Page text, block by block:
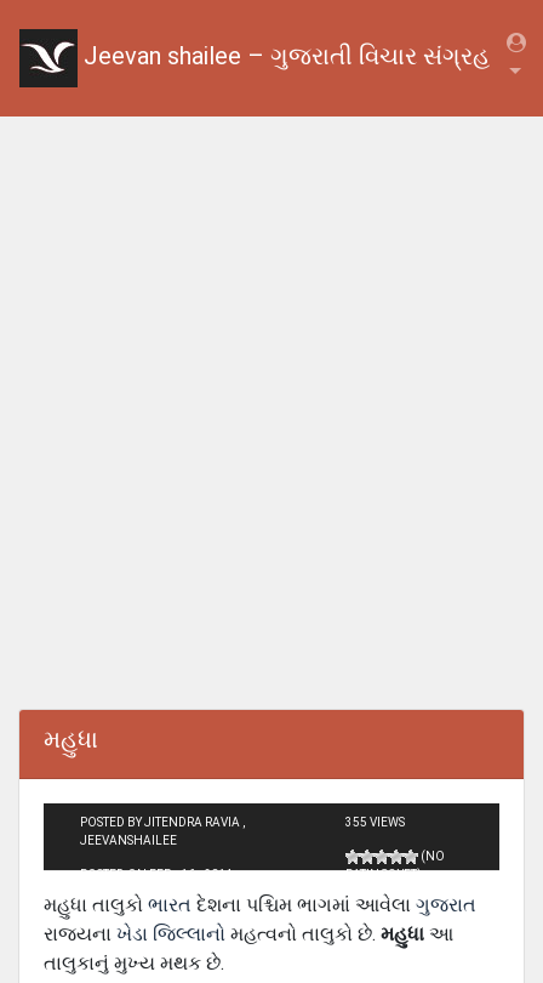
Jeevan shailee – ગુજરાતી વિચાર સંગ્રહ
મહુધા
POSTED BY JITENDRA RAVIA ,
JEEVANSHAILEE
POSTED ON FEB - 16 - 2014
355 VIEWS
(NO
RATINGS YET)
મહુધા તાલુકો ભારત દેશના પશ્ચિમ ભાગમાં આવેલા ગુજરાત
રાજ્યના ખેડા જિલ્લાનો મહત્વનો તાલુકો છે. મહુધા આ
તાલુકાનું મુખ્ય મથક છે.